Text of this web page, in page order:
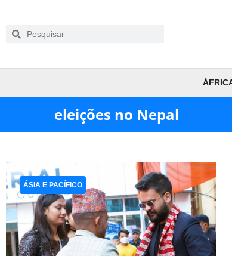
eleições no Nepal
ÁSIA E PACÍFICO